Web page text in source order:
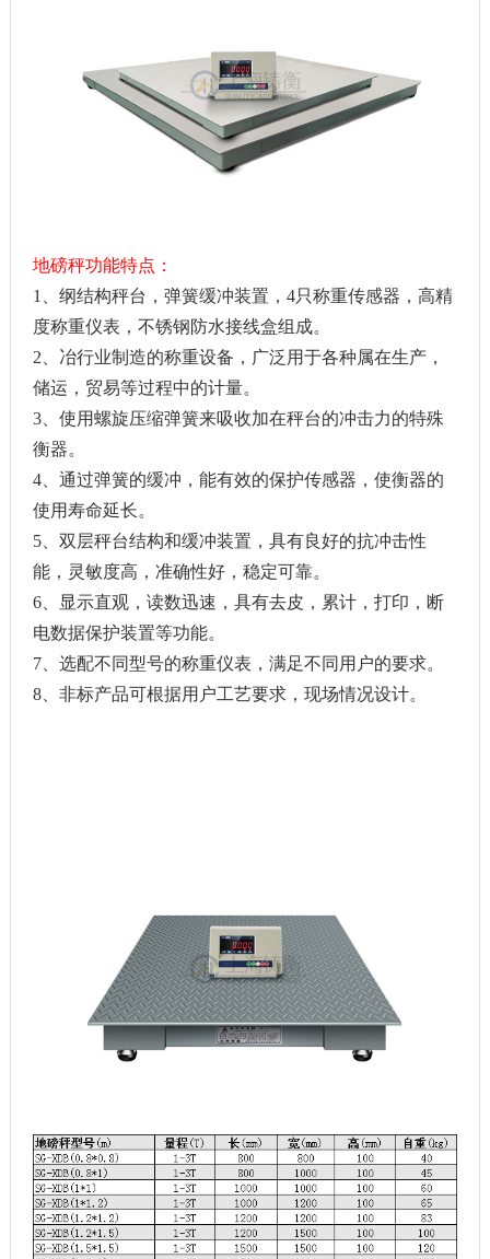
地磅秤功能特点：
1、纲结构秤台，弹簧缓冲装置，4只称重传感器，高精
度称重仪表，不锈钢防水接线盒组成。
2、冶行业制造的称重设备，广泛用于各种属在生产，
储运，贸易等过程中的计量。
3、使用螺旋压缩弹簧来吸收加在秤台的冲击力的特殊
衡器。
4、通过弹簧的缓冲，能有效的保护传感器，使衡器的
使用寿命延长。
5、双层秤台结构和缓冲装置，具有良好的抗冲击性
能，灵敏度高，准确性好，稳定可靠。
6、显示直观，读数迅速，具有去皮，累计，打印，断
电数据保护装置等功能。
7、选配不同型号的称重仪表，满足不同用户的要求。
8、非标产品可根据用户工艺要求，现场情况设计。